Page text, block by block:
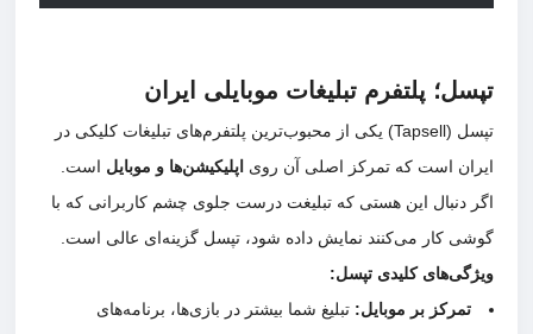
تپسل؛ پلتفرم تبلیغات موبایلی ایران
تپسل (Tapsell) یکی از محبوب‌ترین پلتفرم‌های تبلیغات کلیکی در
ایران است که تمرکز اصلی آن روی اپلیکیشن‌ها و موبایل است.
اگر دنبال این هستی که تبلیغت درست جلوی چشم کاربرانی که با
گوشی کار می‌کنند نمایش داده شود، تپسل گزینه‌ای عالی است.
ویژگی‌های کلیدی تپسل:
تمرکز بر موبایل: تبلیغ شما بیشتر در بازی‌ها، برنامه‌های